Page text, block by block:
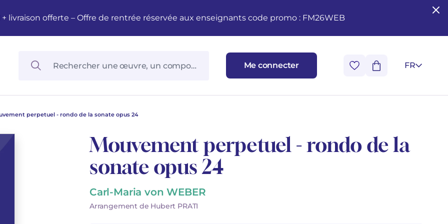
livraison offerte – Offre de rentrée réservée aux enseignants code promo : FM26WEB
Me connecter FR
perpetuel - rondo de la sonate opus 24
Mouvement perpetuel - rondo de la
sonate opus 24
Carl-Maria von WEBER
Arrangement de Hubert PRATI